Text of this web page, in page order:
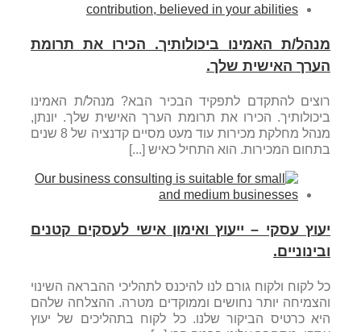
מנהל/ת האמינו ביכולותיך. הכירו את תרומת
הערך האישית שלך.
רוצים להתקדם לתפקיד הבכיר הבא? מנהל/ת האמינו
ביכולותיך. הכירו את תרומת הערך האישית שלך. יונתן,
מנהל מחלקת מכירות עוד מעט מסיים קדנציה של 8 שנים
בתחום המכירות. הוא התחיל כאיש [...]
יעוץ עסקי – ייעוץ ואימון אישי לעסקים קטנים
ובינוניים.
כל לקוח ולקוח גורם לנו להיכנס לתהליכי ההבראה השינוי
והצמיחה יותר נחושים וממוקדים מטרה. ההצלחה שלהם
היא כרטיס הביקור שלנו. כל לקוח בתהליכים של יעוץ